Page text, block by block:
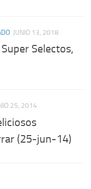
JUNIO 13, 2018
Selectos,
25, 2014
(25-jun-14)